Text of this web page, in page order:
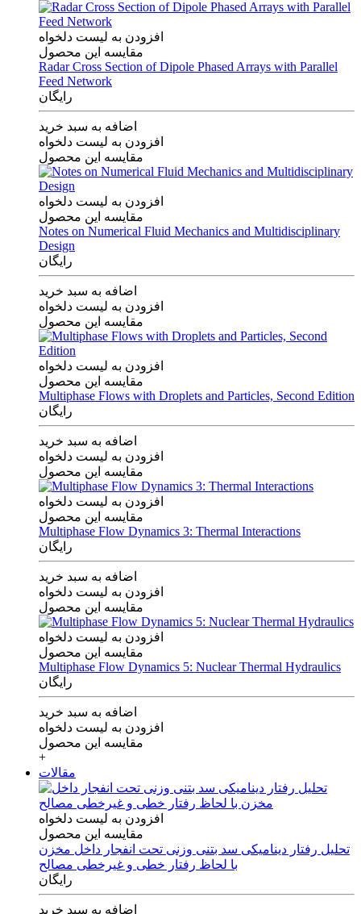
افزودن به لیست دلخواه
مقایسه این محصول
Radar Cross Section of Dipole Phased Arrays with Parallel
Feed Network
رایگان
اضافه به سبد خرید
افزودن به لیست دلخواه
مقایسه این محصول
افزودن به لیست دلخواه
مقایسه این محصول
Notes on Numerical Fluid Mechanics and Multidisciplinary
Design
رایگان
اضافه به سبد خرید
افزودن به لیست دلخواه
مقایسه این محصول
افزودن به لیست دلخواه
مقایسه این محصول
Multiphase Flows with Droplets and Particles, Second Edition
رایگان
اضافه به سبد خرید
افزودن به لیست دلخواه
مقایسه این محصول
افزودن به لیست دلخواه
مقایسه این محصول
Multiphase Flow Dynamics 3: Thermal Interactions
رایگان
اضافه به سبد خرید
افزودن به لیست دلخواه
مقایسه این محصول
افزودن به لیست دلخواه
مقایسه این محصول
Multiphase Flow Dynamics 5: Nuclear Thermal Hydraulics
رایگان
اضافه به سبد خرید
افزودن به لیست دلخواه
مقایسه این محصول
+
مقالات
افزودن به لیست دلخواه
مقایسه این محصول
تحلیل رفتار دینامیکی سد بتنی وزنی تحت انفجار داخل مخزن
با لحاظ رفتار خطی و غیرخطی مصالح
رایگان
اضافه به سبد خرید